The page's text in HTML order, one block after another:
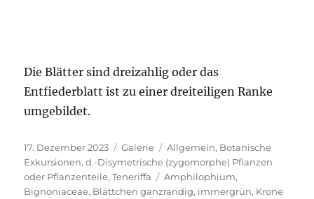
Die Blätter sind dreizahlig oder das
Entfiederblatt ist zu einer dreiteiligen Ranke
umgebildet.
Veröffentlicht
am
17. Dezember 2023 Format
Galerie Kategorien
Allgemein, Botanische
Exkursionen,d.-Disymetrische (zygomorphe) Pflanzen
oder Pflanzenteile,Teneriffa Schlagwörter
Amphilophium,
Bignoniaceae, Blättchen ganzrandig, immergrün, Krone